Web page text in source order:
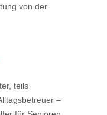
von der
teils
–